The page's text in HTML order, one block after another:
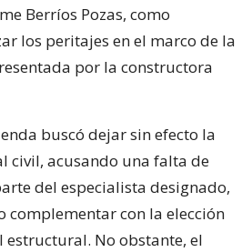
Berríos Pozas, como
los peritajes en el marco de la
por la constructora
buscó dejar sin efecto la
civil, acusando una falta de
del especialista designado,
complementar con la elección
estructural. No obstante, el